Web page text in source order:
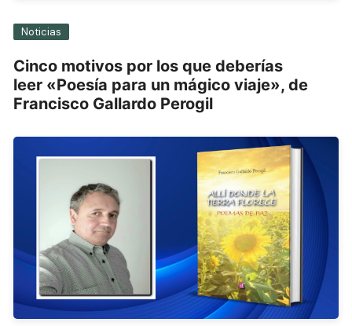
Noticias
Cinco motivos por los que deberías
leer «Poesía para un mágico viaje», de
Francisco Gallardo Perogil